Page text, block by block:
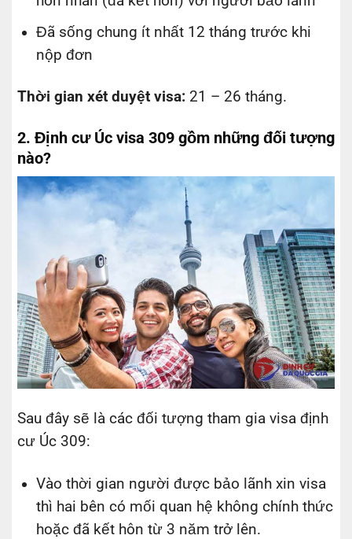
Đã sống chung ít nhất 12 tháng trước khi
nộp đơn
Thời gian xét duyệt visa: 21 – 26 tháng.
2. Định cư Úc visa 309 gồm những đối tượng
nào?
Sau đây sẽ là các đối tượng tham gia visa định
cư Úc 309:
Vào thời gian người được bảo lãnh xin visa
thì hai bên có mối quan hệ không chính thức
hoặc đã kết hôn từ 3 năm trở lên.